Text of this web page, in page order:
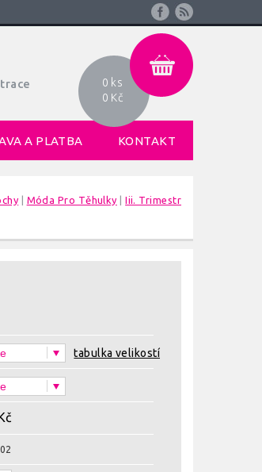
0 ks
0 Kč
A PLATBA KONTAKT
Móda Pro Těhulky |Iii. Trimestr
tabulka velikostí